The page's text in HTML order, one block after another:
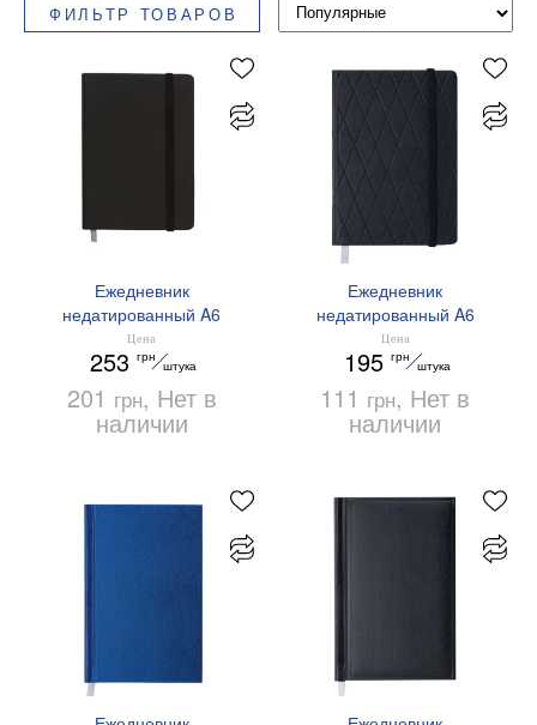
ФИЛЬТР ТОВАРОВ
Ежедневник
недатированный A6
TOUCH ME Buromax
BM.2614
Цена
253 грн
штука
201 грн, Нет в
наличии
Ежедневник
недатированный A6
CASTELLO Buromax
BM.2611
Цена
195 грн
штука
111 грн, Нет в
наличии